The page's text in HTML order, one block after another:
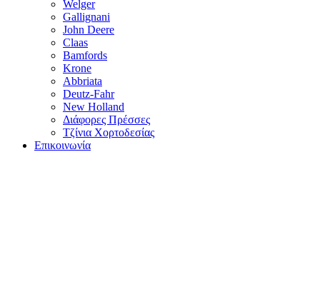
Welger
Gallignani
John Deere
Claas
Bamfords
Krone
Abbriata
Deutz-Fahr
New Holland
Διάφορες Πρέσσες
Τζίνια Χορτοδεσίας
Επικοινωνία